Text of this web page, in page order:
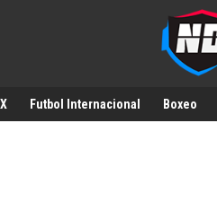
Futbol Internacional Boxeo